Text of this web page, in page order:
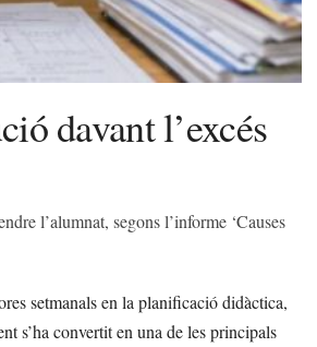
davant l’excés
l’alumnat, segons l’informe ‘Causes
setmanals en la planificació didàctica,
s’ha convertit en una de les principals